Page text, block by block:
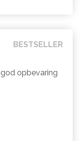
BESTSELLER
opbevaring